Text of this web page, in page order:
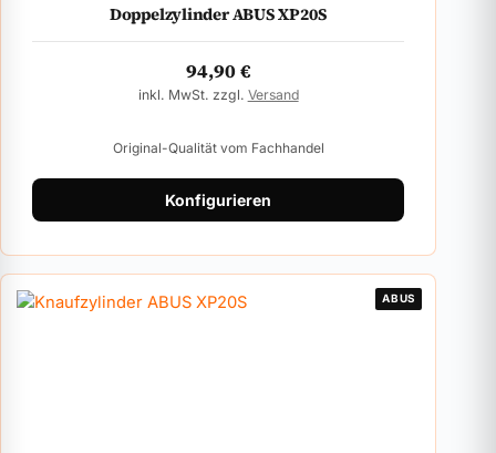
Doppelzylinder ABUS XP20S
94,90€
inkl. MwSt. zzgl. Versand
Original-Qualität vom Fachhandel
Konfigurieren
ABUS